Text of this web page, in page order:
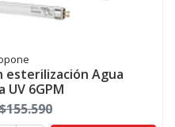
esterilización Agua
6GPM
$155.590